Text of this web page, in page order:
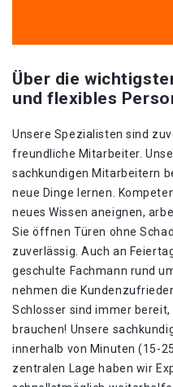
Über die
und flexibles
Unsere Spezialisten sind
freundliche Mitarbeiter.
sachkundigen Mitarbeitern
neue Dinge lernen.
neues Wissen aneignen,
Sie öffnen Türen ohne
zuverlässig. Auch an
geschulte Fachmann rund
nehmen die
Schlosser sind immer
brauchen! Unsere
innerhalb von Minuten (15-
zentralen Lage haben wir